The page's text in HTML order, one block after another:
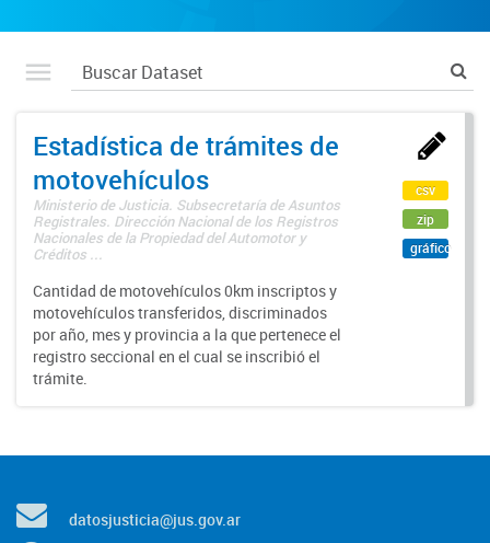
Estadística de trámites de
motovehículos
Ministerio de Justicia. Subsecretaría de Asuntos
Registrales. Dirección Nacional de los Registros
Nacionales de la Propiedad del Automotor y
Créditos ...
Cantidad de motovehículos 0km inscriptos y
motovehículos transferidos, discriminados
por año, mes y provincia a la que pertenece el
registro seccional en el cual se inscribió el
trámite.
csv
zip
gráfico
datosjusticia@jus.gov.ar